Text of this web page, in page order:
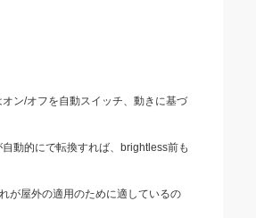
ン/オフを自動スイッチ、動きに基づ
動的にで転換すれば、brightless前も
が屋外の適用のために適しているの